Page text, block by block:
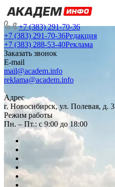
+7 (383) 291-70-36
+7 (383) 291-70-36Редакция
+7 (383) 288-53-40Реклама
Заказать звонок
E-mail
mail@academ.info
reklama@academ.info
Адрес
г. Новосибирск, ул. Полевая, д. 3
Режим работы
Пн. – Пт.: с 9:00 до 18:00